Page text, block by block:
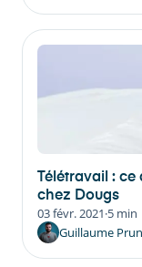
Télétravail :
chez Dougs
03 févr. 2021·5 min
Guillaume